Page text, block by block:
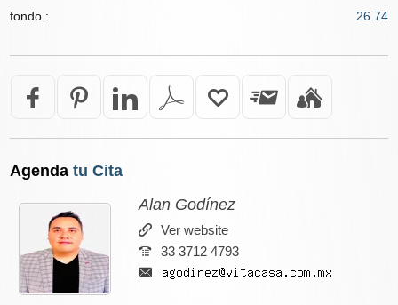
fondo :
26.74
Agenda tu Cita
Alan Godínez
Ver website
33 3712 4793